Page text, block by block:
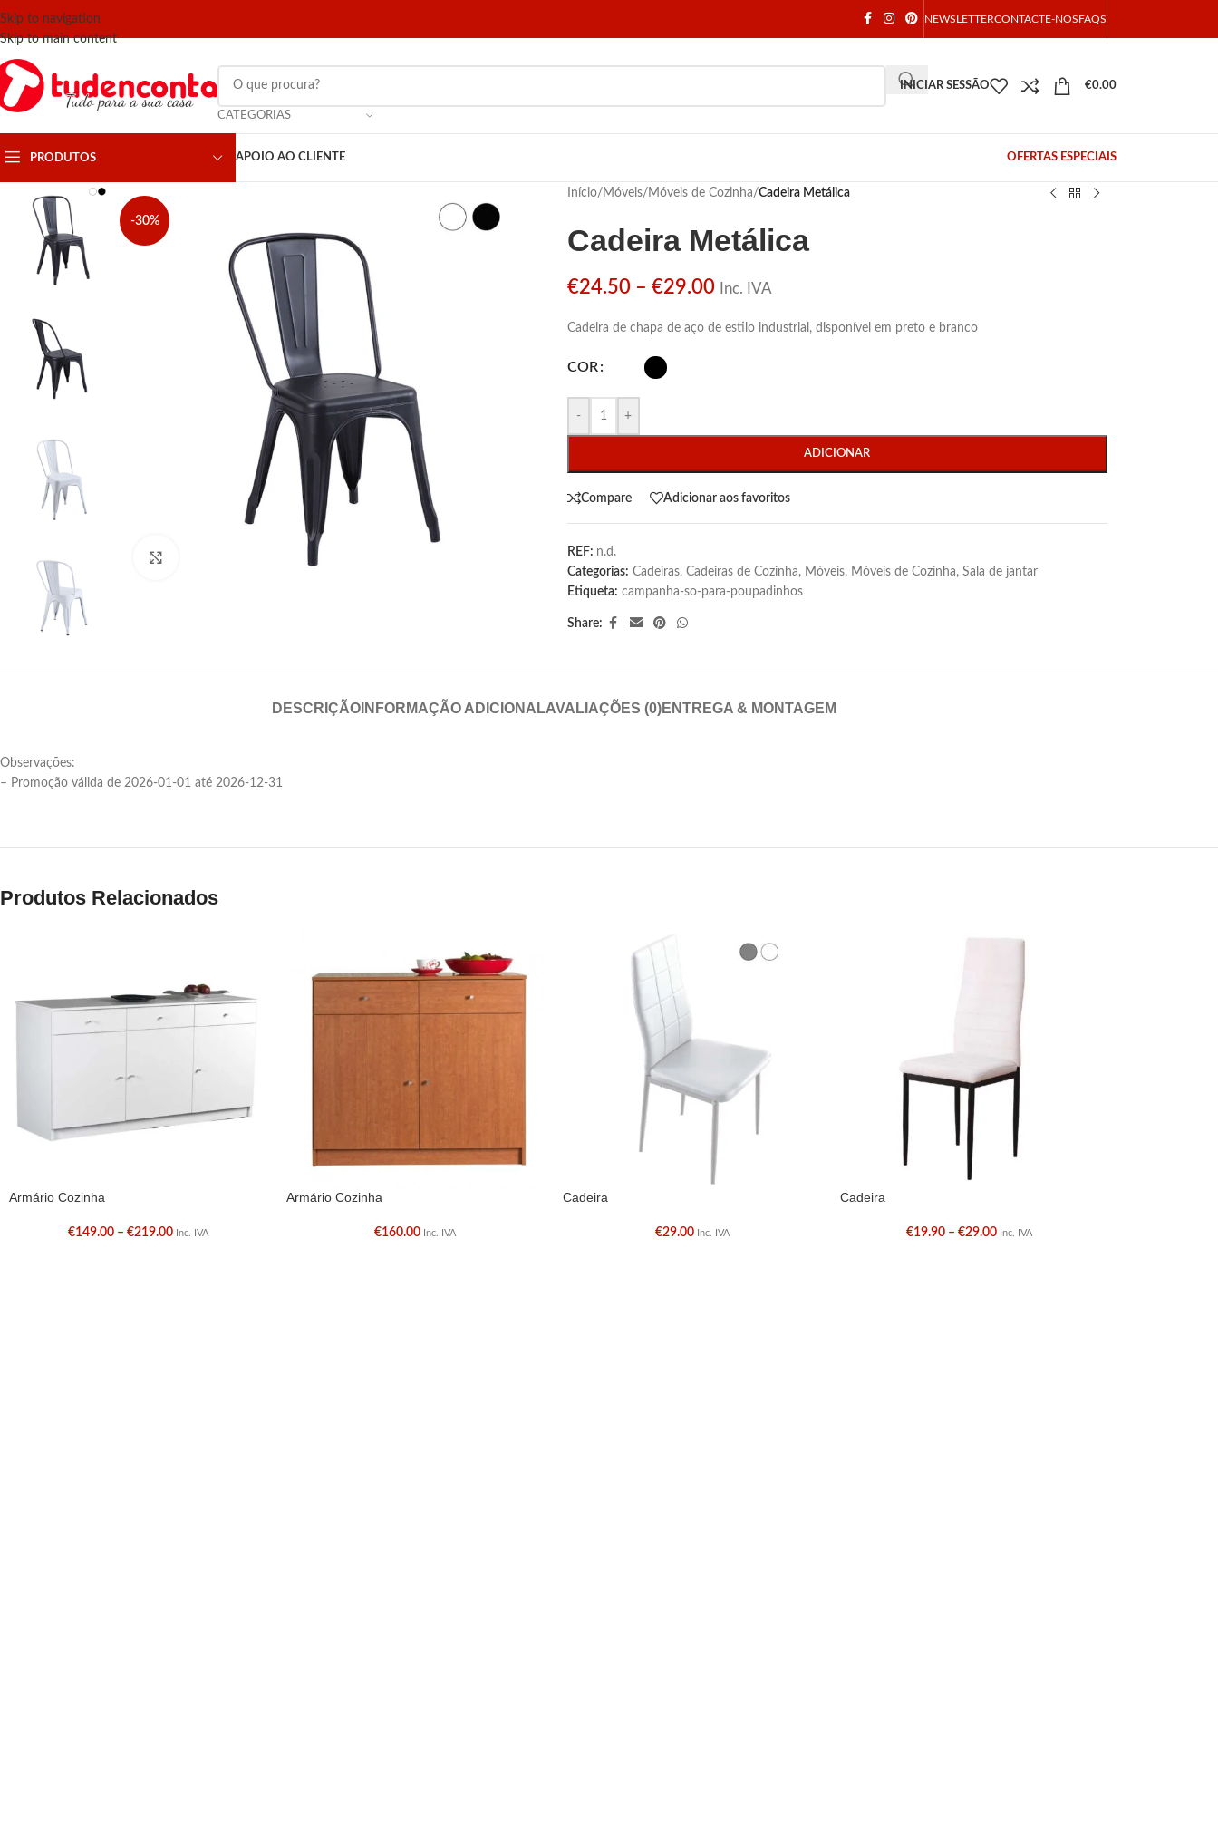
Skip to navigation
Skip to main content
NEWSLETTERCONTACTE-NOSFAQS
CATEGORIAS
INICIAR SESSÃO €0.00
PRODUTOS APOIO AO CLIENTE OFERTAS ESPECIAIS
-30%
Início/ Móveis/ Móveis de Cozinha/Cadeira Metálica
Cadeira Metálica
€24.50 – €29.00 Inc. IVA
Cadeira de chapa de aço de estilo industrial, disponível em preto e branco
COR
- +
ADICIONAR
Compare Adicionar aos favoritos
REF: n.d.
Categorias: Cadeiras, Cadeiras de Cozinha, Móveis, Móveis de Cozinha, Sala de jantar
Etiqueta: campanha-so-para-poupadinhos
Share:
DESCRIÇÃOINFORMAÇÃO ADICIONALAVALIAÇÕES (0)ENTREGA & MONTAGEM
Observações:
– Promoção válida de 2026-01-01 até 2026-12-31
Produtos Relacionados
Armário Cozinha
€149.00 – €219.00 Inc. IVA
Armário Cozinha
€160.00 Inc. IVA
Cadeira
€29.00 Inc. IVA
Cadeira
€19.90 – €29.00 Inc. IVA